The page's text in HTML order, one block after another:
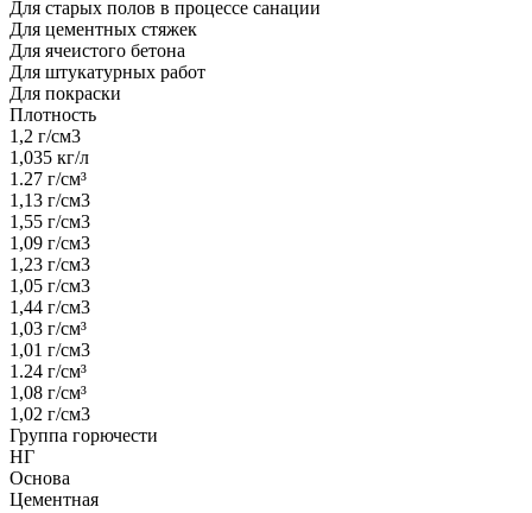
Для старых полов в процессе санации
Для цементных стяжек
Для ячеистого бетона
Для штукатурных работ
Для покраски
Плотность
1,2 г/см3
1,035 кг/л
1.27 г/см³
1,13 г/см3
1,55 г/см3
1,09 г/см3
1,23 г/см3
1,05 г/см3
1,44 г/см3
1,03 г/см³
1,01 г/см3
1.24 г/см³
1,08 г/см³
1,02 г/см3
Группа горючести
НГ
Основа
Цементная